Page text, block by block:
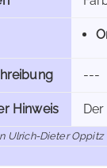
---
Hinweis
Ulrich-Dieter Oppitz